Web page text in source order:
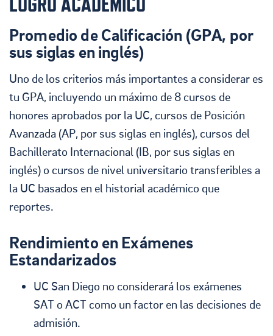
Promedio de Calificación (GPA, por
sus siglas en inglés)
Uno de los criterios más importantes a considerar es
tu GPA, incluyendo un máximo de 8 cursos de
honores aprobados por la UC, cursos de Posición
Avanzada (AP, por sus siglas en inglés), cursos del
Bachillerato Internacional (IB, por sus siglas en
inglés) o cursos de nivel universitario transferibles a
la UC basados en el historial académico que
reportes.
Rendimiento en Exámenes
Estandarizados
UC San Diego no considerará los exámenes
SAT o ACT como un factor en las decisiones de
admisión.